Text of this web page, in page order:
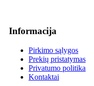
Informacija
Pirkimo sąlygos
Prekių pristatymas
Privatumo politika
Kontaktai